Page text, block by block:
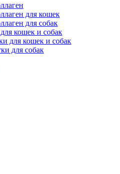
для кошек
для собак
кошек и собак
для кошек и собак
для собак